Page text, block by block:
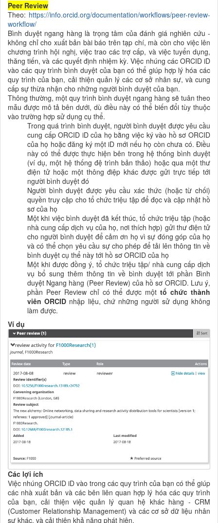
Peer Review
Theo: https://info.orcid.org/documentation/workflows/peer-review-
workflow/
Bình duyệt ngang hàng là trọng tâm của đánh giá nghiên cứu -
không chỉ cho xuất bản bài báo trên tạp chí, mà còn cho việc lên
chương trình hội nghị, việc trao các trợ cấp, và việc tuyển dụng,
thăng tiến, và các quyết định nhiệm kỳ. Việc nhúng các ORCID iD
vào các quy trình bình duyệt của bạn có thể giúp hợp lý hóa các
quy trình của bạn, cải thiện quản lý các cơ sở nhân sự, và cung
cấp sự thừa nhận cho những người bình duyệt của bạn.
Thông thường, một quy trình bình duyệt ngang hàng sẽ tuân theo
mẫu được mô tả bên dưới, dù điều này có thể biến đổi tùy thuộc
vào trường hợp sử dụng cụ thể.
Trong quá trình bình duyệt, người bình duyệt được yêu cầu
cung cấp ORCID iD của họ bằng việc ký vào hồ sơ ORCID
của họ hoặc đăng ký một iD mới nếu họ còn chưa có. Điều
này có thể được thực hiện bên trong hệ thống bình duyệt
(ví dụ, một hệ thống đệ trình bản thảo) hoặc qua một thư
điện tử hoặc một thông điệp khác được gửi trực tiếp tới
người bình duyệt đó
Người bình duyệt được yêu cầu xác thức (hoặc từ chối)
quyền truy cập cho tổ chức triệu tập để đọc và cập nhật hồ
sơ của họ
Một khi việc bình duyệt đã kết thúc, tổ chức triệu tập (hoặc
nhà cung cấp dịch vụ của họ, nơi thích hợp) gửi thư điện tử
cho người bình duyệt để cảm ơn họ vì sự đóng góp của họ
và có thể chọn yêu cầu sự cho phép để tải lên thông tin về
bình duyệt cụ thể này tới hồ sơ ORCID của họ
Một khi được đồng ý, tổ chức triệu tập/ nhà cung cấp dịch
vụ bổ sung thêm thông tin về bình duyệt tới phần Bình
duyệt Ngang hàng (Peer Review) của hồ sơ ORCID. Lưu ý,
phần Peer Review chỉ có thể được mộttổ chức thành
viên ORCID nhập liệu, chứ những người sử dụng không
làm được.
Ví dụ
Các lợi ích
Việc nhúng ORCID iD vào trong các quy trình của bạn có thể giúp
các nhà xuất bản và các bên liên quan hợp lý hóa các quy trình
của bạn, cải thiện việc quản lý quan hệ khác hàng - CRM
(Customer Relationship Management) và các cơ sở dữ liệu nhân
sự khác, và cải thiện khả năng phát hiện.